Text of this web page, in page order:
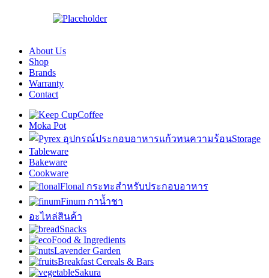
About Us
Shop
Brands
Warranty
Contact
Coffee
Moka Pot
Storage
Tableware
Bakeware
Cookware
Flonal กระทะสำหรับประกอบอาหาร
Finum กาน้ำชา
อะไหล่สินค้า
Snacks
Food & Ingredients
Lavender Garden
Breakfast Cereals & Bars
Sakura